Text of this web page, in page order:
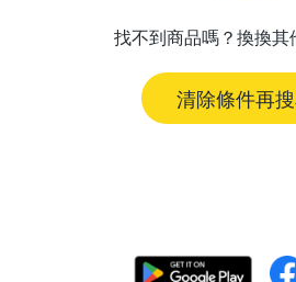
找不到商品嗎？換換其
清除條件再